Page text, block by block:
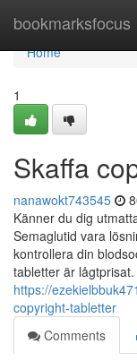
bookmarksfocus
Home
Home
1
Skaffa
nanawokt743545
Känner du dig
Semaglutid vara
kontrollera din
tabletter är lågtprisat.
https://
copyright-tabletter
Comments